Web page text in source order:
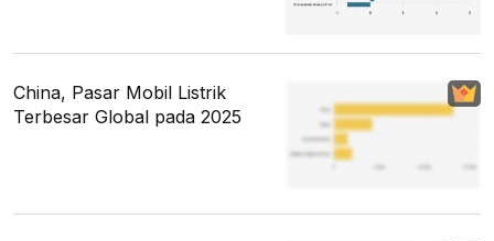
China, Pasar Mobil Listrik
Terbesar Global pada 2025